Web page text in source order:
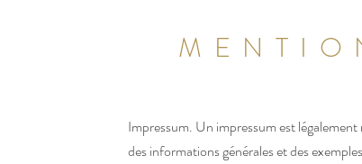
Impressum. Un impressum est
des informations générales et des